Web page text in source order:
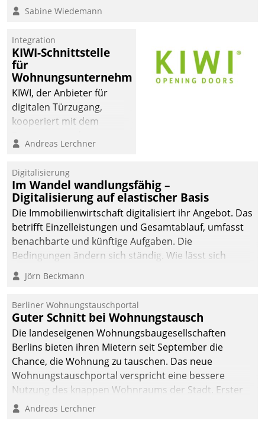
Sabine Wiedemann
Integration
KIWI-Schnittstelle
für
Wohnungsunternehmen
KIWI, der Anbieter für
digitalen Türzugang,
kooperiert mit dem
Softwareentwicklungshaus
Andreas Lerchner
Digitalisierung
Im Wandel wandlungsfähig –
Digitalisierung auf elastischer Basis
Die Immobilienwirtschaft digitalisiert ihr Angebot. Das
betrifft Einzelleistungen und Gesamtablauf, umfasst
benachbarte und künftige Aufgaben. Die
Bedingungen ändern sich ständig. Wie lässt sich
technisch die Kontrolle wahren und zugleich Freiraum
fürs Wachsen öffnen?
Jörn Beckmann
Berliner Wohnungstauschportal
Guter Schnitt bei Wohnungstausch
Die landeseigenen Wohnungsbaugesellschaften
Berlins bieten ihren Mietern seit September die
Chance, die Wohnung zu tauschen. Das neue
Wohnungstauschportal verspricht eine bessere
Nutzung des knappen Wohnraums der Stadt. Erster
Anwendungsfall für Datatrains Lösung API-Hub mit
Andreas Lerchner